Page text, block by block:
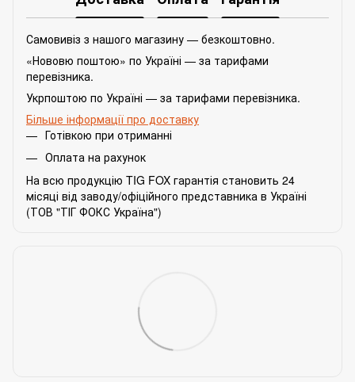
Самовивіз з нашого магазину — безкоштовно.
«Нововю поштою» по Україні — за тарифами
перевізника.
Укрпоштою по Україні — за тарифами перевізника.
Більше інформації про доставку
Готівкою при отриманні
Оплата на рахунок
На всю продукцію TIG FOX гарантія становить 24
місяці від заводу/офіційного представника в Україні
(ТОВ "ТІГ ФОКС Україна")